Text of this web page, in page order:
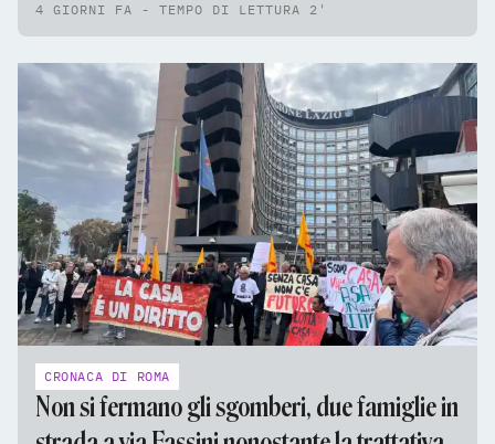
4 GIORNI FA - TEMPO DI LETTURA 2'
CRONACA DI ROMA
Non si fermano gli sgomberi, due famiglie in